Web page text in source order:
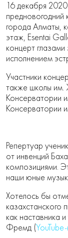
16 декабря
предновогодний
города Алматы,
этаж, Esentai
концерт
исполнением
Участники
также школы им.
Консерватории
Консерватории
Репертуар
от инвенций
композициями.
наши юные
Хотелось бы
как наставника
Фремд (